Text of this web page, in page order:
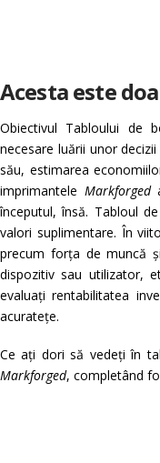
Acesta este
Obiectivul Tabloului de
necesare luării unor
său, estimarea
imprimantele Markforged
începutul, însă. Tabloul
valori suplimentare. În
precum forța de muncă
dispozitiv sau utilizator,
evaluați rentabilitatea
acuratețe.
Ce ați dori să vedeți în
Markforged, completând